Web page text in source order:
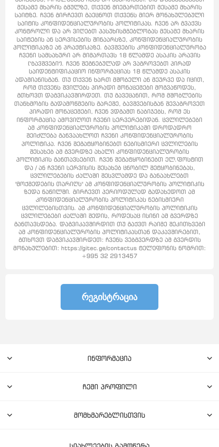
მესამე მხარის ბმულზე, თქვენ მიემართებით მესამე მხარის
საიტზე. ჩვენ გირჩევთ გაეცნოთ თქვენს მიერ მონახულებული
საიტის კონფიდენციალურობის პოლიტიკას. ჩვენ არ გვაქვს
კონტროლი და არ ვიღებთ პასუხისმგებლობას მესამე მხარის
საიტების ან სერვისების შინაარსზე, კონფიდენციალურობის
პოლიტიკაზე ან პრაქტიკაზე. ბავშვების კონფიდენციალურობა
ჩვენი სამსახური არ მიმართავს 18 წლამდე ასაკის არავის
("ბავშვები"). ჩვენ შეგნებულად არ ვაგროვებთ პირად
საიდენტიფიკაციო ინფორმაციას 18 წლამდე ასაკის
ადამიანისგან. თუ თქვენ ხართ მშობელი ან მეურვე და იცით,
რომ თქვენს შვილებს პირადი მონაცემები მოგვაწოდეს,
გთხოვთ დაგვიკავშირდეთ. თუ გავეცანით, რომ მშობლების
თანხმობის გადამოწმების გარეშე, ბავშვებისგან შევაგროვეთ
პირადი მონაცემები, ჩვენ ვდგამთ ნაბიჯებს, რომ ეს
ინფორმაცია ამოვიღოთ ჩვენი სერვერებიდან. ცვლილებები
ამ კონფიდენციალურობის პოლიტიკაში დროდადრო
შეიძლება განვაახლოთ ჩვენი კონფიდენციალურობის
პოლიტიკა. ჩვენ შეგატყობინებთ ნებისმიერი ცვლილების
შესახებ ამ გვერდზე ახალი კონფიდენციალურობის
პოლიტიკის განთავსებით. ჩვენ შეგატყობინებთ ელ.ფოსტით
და / ან ჩვენი სერვისის შესახებ ცნობილ შეტყობინებას,
ცვლილებების ძალაში შესვლამდე და განაახლებთ
"მოქმედების თარიღს" ამ კონფიდენციალურობის პოლიტიკის
ზედა ნაწილში. გირჩევთ პერიოდულად გადახედოთ ამ
კონფიდენციალურობის პოლიტიკას ნებისმიერი
ცვლილებისთვის. ამ კონფიდენციალურობის პოლიტიკის
ცვლილებები ძალაში შედის, როდესაც ისინი ამ გვერდზე
განთავსდება. დაგვიკავშირდით თუ გაქვთ რაიმე შეკითხვები
ამ კონფიდენციალურობის პოლიტიკასთან დაკავშირებით,
გთხოვთ დაგვიკავშირდეთ: ჩვენს ვებგვერდზე ამ გვერდის
მონახულებით: https://gitec.ge/contactus ტელეფონის ნომრით:
+995 32 2913457
ᲠᲔᲒᲘᲡᲢᲠᲐᲪᲘᲐ
ინფორმაცია
ჩემი პროფილი
მომხმარებლისთვის